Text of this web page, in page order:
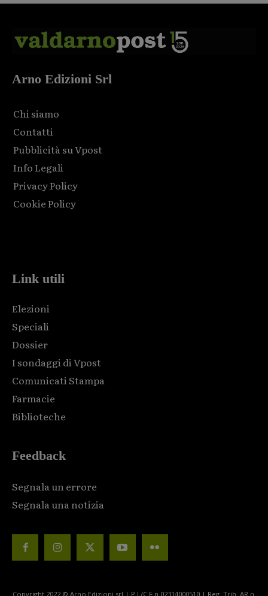
Arno Edizioni Srl
Chi siamo
Contatti
Pubblicità su Vpost
Info Legali
Privacy Policy
Cookie Policy
Link utili
Elezioni
Speciali
Dossier
I sondaggi di Vpost
Comunicati Stampa
Farmacie
Biblioteche
Feedback
Segnala un errore
Segnala una notizia
Copyright 2022 © Arno Edizioni srl | P.I./C.F n.02314000510 | Reg. Trib. AR n.